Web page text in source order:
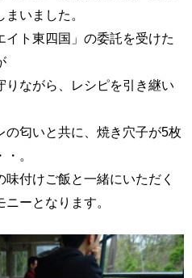
いました。
ト東四国」の委託を受けた
りながら、レシピを引き継い
匂いと共に、焼き穴子が5枚
。
付けご飯と一緒にいただく
ーとなります。